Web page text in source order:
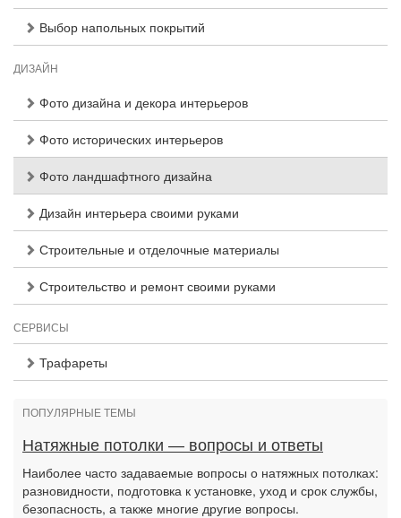
Выбор напольных покрытий
ДИЗАЙН
Фото дизайна и декора интерьеров
Фото исторических интерьеров
Фото ландшафтного дизайна
Дизайн интерьера своими руками
Строительные и отделочные материалы
Строительство и ремонт своими руками
СЕРВИСЫ
Трафареты
ПОПУЛЯРНЫЕ ТЕМЫ
Натяжные потолки — вопросы и ответы
Наиболее часто задаваемые вопросы о натяжных потолках:
разновидности, подготовка к установке, уход и срок службы,
безопасность, а также многие другие вопросы.